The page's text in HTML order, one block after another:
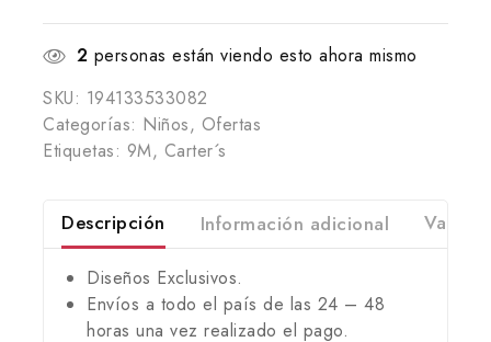
2 personas están viendo esto ahora mismo
SKU: 194133533082
Categorías: Niños, Ofertas
Etiquetas: 9M, Carter´s
Descripción Información adicional
Diseños Exclusivos.
Envíos a todo el país de las 24 – 48
horas una vez realizado el pago.